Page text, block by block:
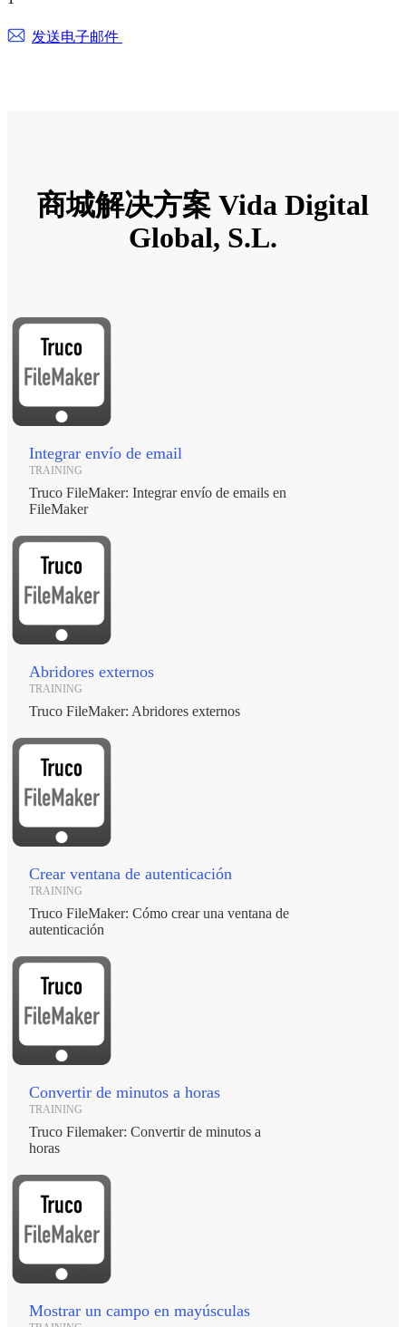
发送电子邮件
商城解决方案 Vida Digital
Global, S.L.
Integrar envío de email
TRAINING
Truco FileMaker: Integrar envío de emails en
FileMaker
Abridores externos
TRAINING
Truco FileMaker: Abridores externos
Crear ventana de autenticación
TRAINING
Truco FileMaker: Cómo crear una ventana de
autenticación
Convertir de minutos a horas
TRAINING
Truco Filemaker: Convertir de minutos a
horas
Mostrar un campo en mayúsculas